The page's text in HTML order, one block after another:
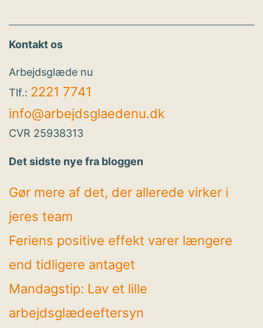
Kontakt os
Arbejdsglæde nu
Tlf.: 2221 7741
info@arbejdsglaedenu.dk
CVR 25938313
Det sidste nye fra bloggen
Gør mere af det, der allerede virker i
jeres team
Feriens positive effekt varer længere
end tidligere antaget
Mandagstip: Lav et lille
arbejdsglædeeftersyn